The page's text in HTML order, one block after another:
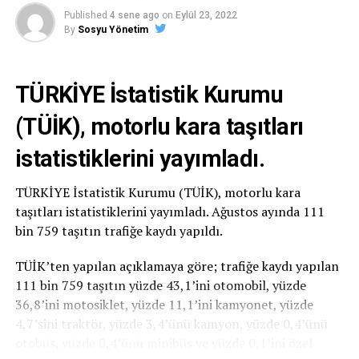
gitti.
mevduatlardaki Türk lirasının payına göre değişen
oranlarda komisyon alınmasına karar verildi.
Published 4 sene ago on Eylül 23, 2022
By Sosyu Yönetim
TÜRKİYE İstatistik Kurumu
(TÜİK), motorlu kara taşıtları
istatistiklerini yayımladı.
TÜRKİYE İstatistik Kurumu (TÜİK), motorlu kara
taşıtları istatistiklerini yayımladı. Ağustos ayında 111
bin 759 taşıtın trafiğe kaydı yapıldı.
TÜİK’ten yapılan açıklamaya göre; trafiğe kaydı yapılan
111 bin 759 taşıtın yüzde 43,1’ini otomobil, yüzde
36,8’ini motosiklet, yüzde 11,1’ini kamyonet, yüzde
4,7’sini traktör, yüzde 3,4’ünü kamyon, yüzde 0,4’ünü